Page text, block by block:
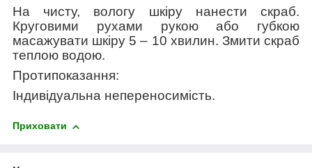
На чисту, вологу шкіру нанести скраб.
Круговими рухами рукою або губкою
масажувати шкіру 5 – 10 хвилин. Змити скраб
теплою водою.
Протипоказання:
Індивідуальна непереносимість.
Приховати